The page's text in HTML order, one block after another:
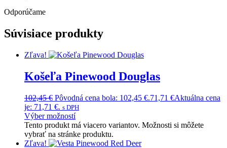
Odporúčame
Súvisiace produkty
Zľava!
Košeľa Pinewood Douglas
102,45€ Pôvodná cena bola: 102,45 €.71,71 €Aktuálna cena
je: 71,71 €. s DPH
Výber možností
Tento produkt má viacero variantov. Možnosti si môžete
vybrať na stránke produktu.
Zľava!